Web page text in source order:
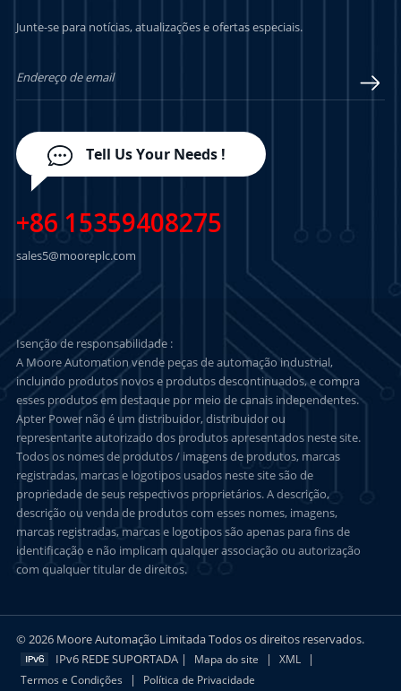
Junte-se para notícias, atualizações e ofertas especiais.
Tell Us Your Needs !
+86 15359408275
sales5@mooreplc.com
Isenção de responsabilidade :
A Moore Automation vende peças de automação industrial,
incluindo produtos novos e produtos descontinuados, e compra
esses produtos em destaque por meio de canais independentes.
Apter Power não é um distribuidor, distribuidor ou
representante autorizado dos produtos apresentados neste site.
Todos os nomes de produtos / imagens de produtos, marcas
registradas, marcas e logotipos usados neste site são de
propriedade de seus respectivos proprietários. A descrição,
descrição ou venda de produtos com esses nomes, imagens,
marcas registradas, marcas e logotipos são apenas para fins de
identificação e não implicam qualquer associação ou autorização
com qualquer titular de direitos.
© 2026 Moore Automação Limitada Todos os direitos reservados.
IPv6 REDE SUPORTADA |
Mapa do site | XML |
Termos e Condições | Política de Privacidade